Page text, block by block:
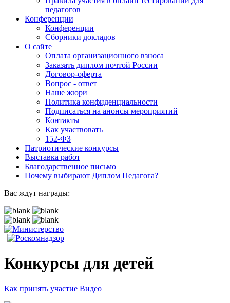
Принять участие
Подать заявку
педагогов
Конференции
Конференции
Сборники докладов
О сайте
Оплата организационного взноса
Заказать диплом почтой России
Договор-оферта
Вопрос - ответ
Наше жюри
Политика конфиденциальности
Подписаться на анонсы мероприятий
Контакты
Как участвовать
152-ФЗ
Патриотические конкурсы
Выставка работ
Благодарственное письмо
Почему выбирают Диплом Педагога?
Вас ждут награды:
Конкурсы для детей
Как принять участие Видео